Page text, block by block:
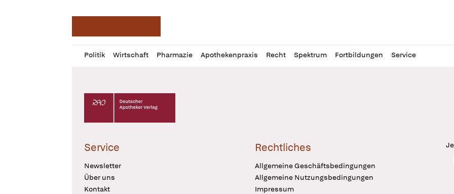
Politik Wirtschaft Pharmazie Apothekenpraxis Recht Spektrum Fortbildungen Service
Profil
öffnen
Daz
Pur
Deutscher Apotheker Verlag Logo
Service
Newsletter
Über uns
Kontakt
Rechtliches
Allgemeine Geschäftsbedingungen
Allgemeine Nutzungsbedingungen
Impressum